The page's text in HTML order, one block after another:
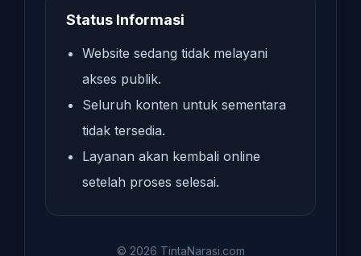
Status Informasi
Website sedang tidak melayani
akses publik.
Seluruh konten untuk sementara
tidak tersedia.
Layanan akan kembali online
setelah proses selesai.
© 2026 TintaNarasi.com